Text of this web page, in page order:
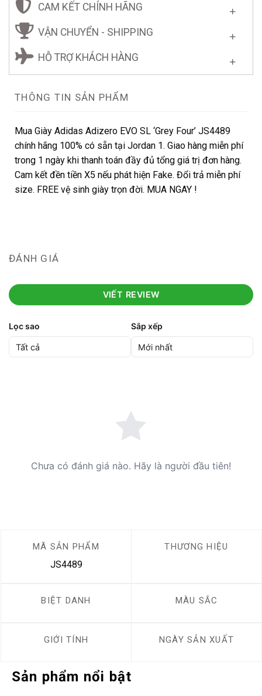
CAM KẾT CHÍNH HÃNG
VẬN CHUYỂN - SHIPPING
HỖ TRỢ KHÁCH HÀNG
THÔNG TIN SẢN PHẨM
Mua Giày Adidas Adizero EVO SL ‘Grey Four’ JS4489
chính hãng 100% có sẵn tại Jordan 1. Giao hàng miễn phí
trong 1 ngày khi thanh toán đầy đủ tổng giá trị đơn hàng.
Cam kết đền tiền X5 nếu phát hiện Fake. Đổi trả miễn phí
size. FREE vệ sinh giày trọn đời. MUA NGAY !
ĐÁNH GIÁ
VIẾT REVIEW
Lọc sao Sắp xếp
Chưa có đánh giá nào. Hãy là người đầu tiên!
MÃ SẢN PHẨM
JS4489
THƯƠNG HIỆU
BIỆT DANH MÀU SẮC
GIỚI TÍNH NGÀY SẢN XUẤT
Sản phẩm nổi bật